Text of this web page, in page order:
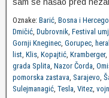
sam se našao pred
Oznake: Barić, Bosna i
Dmičić, Dubrovnik, Festival
Gornji Kneginec, Gorupec,
list, Klis, Kopajtić, Kramberger,
grada Splita, Nazor Čorda,
pomorska zastava, Sarajevo,
Sulejmanagić, Tesla, Vitez,